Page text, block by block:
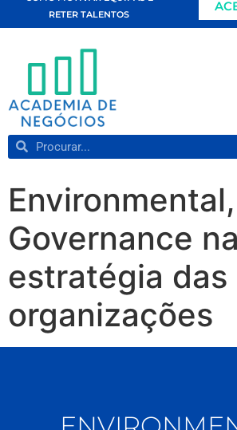
RETER TALENTOS
Governance na
estratégia das
organizações